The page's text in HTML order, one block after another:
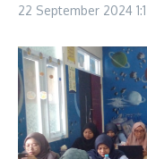
22 September 2024